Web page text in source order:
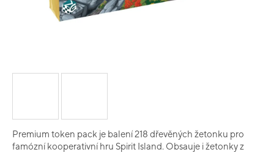
Premium token pack je balení 218 dřevěných žetonku pro
famózní kooperativní hru Spirit Island. Obsauje i žetonky z